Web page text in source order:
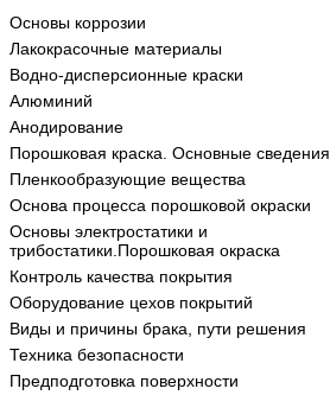
Основы коррозии
Лакокрасочные материалы
Водно-дисперсионные краски
Алюминий
Анодирование
Порошковая краска. Основные сведения
Пленкообразующие вещества
Основа процесса порошковой окраски
Основы электростатики и
трибостатики.Порошковая окраска
Контроль качества покрытия
Оборудование цехов покрытий
Виды и причины брака, пути решения
Техника безопасности
Предподготовка поверхности